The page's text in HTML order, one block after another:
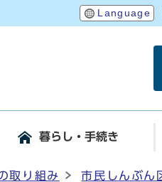
Language
暮らし・手続き
取り組み 市民しんぶん